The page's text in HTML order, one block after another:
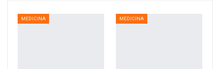
MEDICINA MEDICINA